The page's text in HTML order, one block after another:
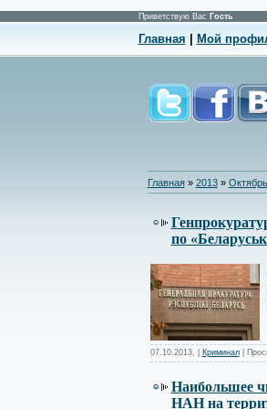
Приветствую Вас Гость
Главная Мой
Главная» 2013 » Октябрь
по
07.10.2013, Криминал|
Наибольшее
НАН на